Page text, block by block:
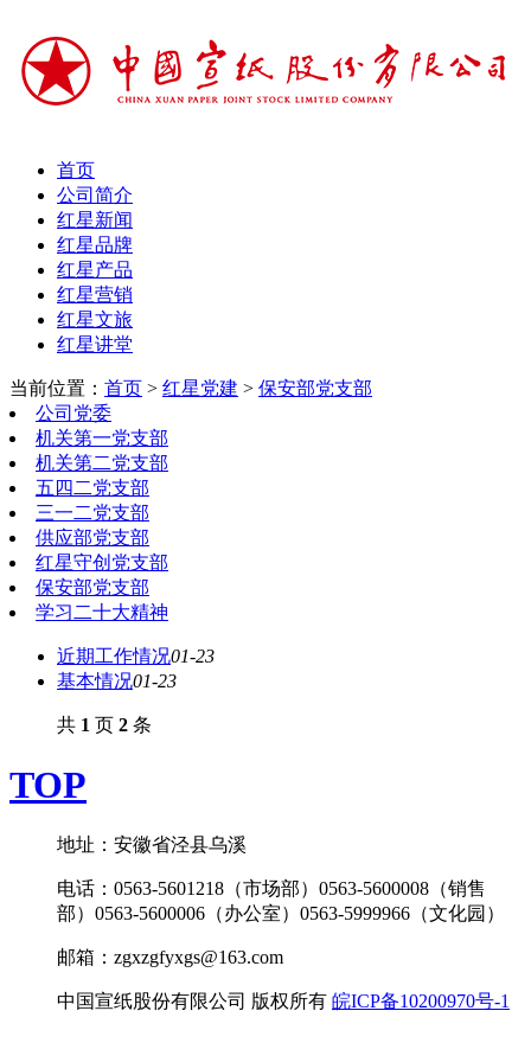
首页
公司简介
红星新闻
红星品牌
红星产品
红星营销
红星文旅
红星讲堂
当前位置： 首页 > 红星党建 > 保安部党支部
公司党委
机关第一党支部
机关第二党支部
五四二党支部
三一二党支部
供应部党支部
红星守创党支部
保安部党支部
学习二十大精神
近期工作情况01-23
基本情况01-23
共 1 页 2 条
TOP
地址：安徽省泾县乌溪
电话：0563-5601218（市场部）0563-5600008（销售
部）0563-5600006（办公室）0563-5999966（文化园）
邮箱：zgxzgfyxgs@163.com
中国宣纸股份有限公司 版权所有 皖ICP备10200970号-1